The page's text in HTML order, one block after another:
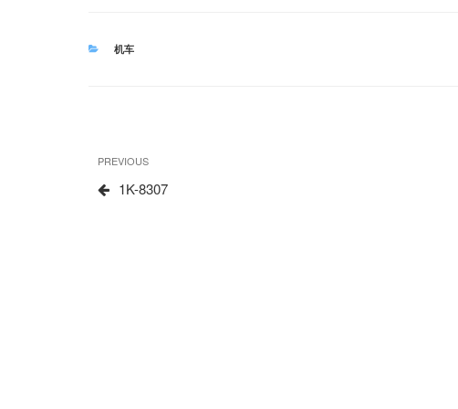
CATEGORIES
机车
文
章
Previous
Post
PREVIOUS
1K-8307